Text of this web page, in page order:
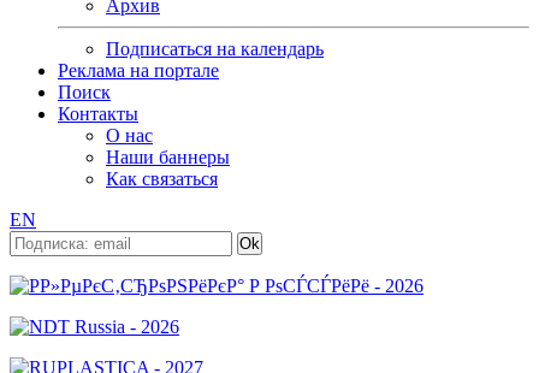
Архив
Подписаться на календарь
Реклама на портале
Поиск
Контакты
О нас
Наши баннеры
Как связаться
EN